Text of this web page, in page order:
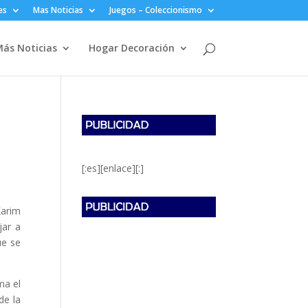
Mas Noticias Juegos – Coleccionismo
Noticias Hogar Decoración
a
se
el
la
[:es][enlace][:]